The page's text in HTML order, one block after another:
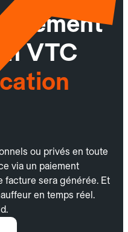
VTC
ou privés en toute
via un paiement
facture sera générée. Et
en temps réel.